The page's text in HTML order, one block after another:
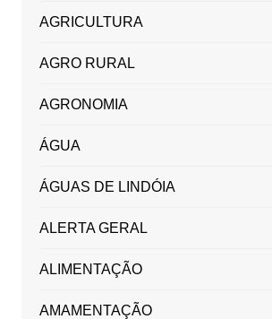
AGRICULTURA
AGRO RURAL
AGRONOMIA
ÁGUA
ÁGUAS DE LINDÓIA
ALERTA GERAL
ALIMENTAÇÃO
AMAMENTAÇÃO